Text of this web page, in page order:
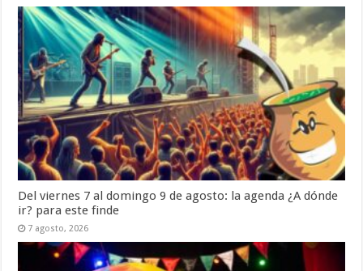
Del viernes 7 al domingo 9 de agosto: la agenda ¿A dónde
ir? para este finde
7 agosto, 2026